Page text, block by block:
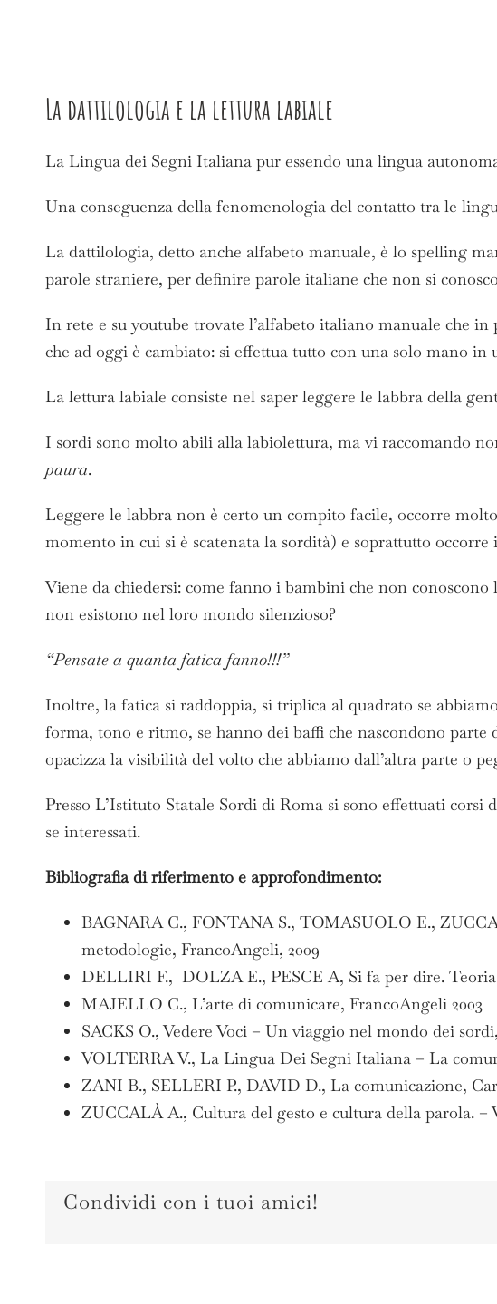
immagine
La dattilologia e la lettura labiale
La Lingua dei Segni Italiana pur essendo una lingua
Una conseguenza della fenomenologia del contatto tra le
La dattilologia, detto anche alfabeto manuale, è lo spelling
parole straniere, per definire parole italiane che non si
In rete e su youtube trovate l’alfabeto italiano manuale che
che ad oggi è cambiato: si effettua tutto con una solo mano
La lettura labiale consiste nel saper leggere le labbra della
I sordi sono molto abili alla labiolettura, ma vi raccomando
paura.
Leggere le labbra non è certo un compito facile, occorre
momento in cui si è scatenata la sordità) e soprattutto
Viene da chiedersi: come fanno i bambini che non
non esistono nel loro mondo silenzioso?
“Pensate a quanta fatica fanno!!!”
Inoltre, la fatica si raddoppia, si triplica al quadrato se
forma, tono e ritmo, se hanno dei baffi che nascondono
opacizza la visibilità del volto che abbiamo dall’altra parte o
Presso L’Istituto Statale Sordi di Roma si sono effettuati corsi
se interessati.
Bibliografia di riferimento e approfondimento:
BAGNARA C., FONTANA S., TOMASUOLO E.,
metodologie, FrancoAngeli, 2009
DELLIRI F., DOLZA E., PESCE A, Si fa per dire.
MAJELLO C., L’arte di comunicare, FrancoAngeli 2003
SACKS O., Vedere Voci – Un viaggio nel mondo dei
VOLTERRA V., La Lingua Dei Segni Italiana – La
ZANI B., SELLERI P., DAVID D., La comunicazione,
ZUCCALÀ A., Cultura del gesto e cultura della parola.
Condividi con i tuoi amici!